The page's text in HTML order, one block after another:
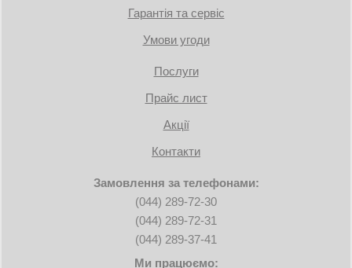
Гарантія та сервіс
Умови угоди
Послуги
Прайс лист
Акції
Контакти
Замовлення за телефонами:
(044) 289-72-30
(044) 289-72-31
(044) 289-37-41
Ми працюємо: